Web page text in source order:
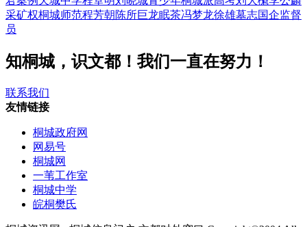
采矿权桐城师范程芳朝陈所巨龙眠茶冯梦龙徐雄墓志国企监督
员
知桐城，识文都！我们一直在努力！
联系我们
友情链接
桐城政府网
网易号
桐城网
一苇工作室
桐城中学
皖桐樊氏